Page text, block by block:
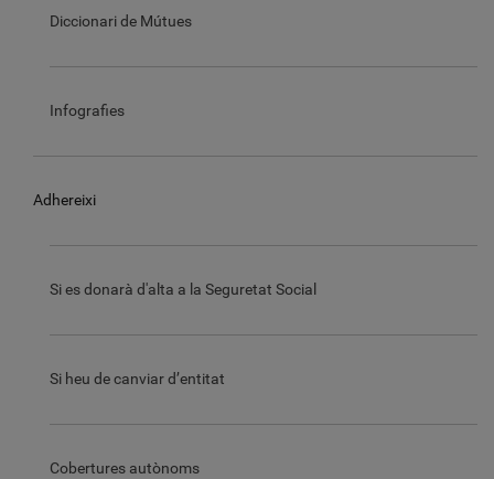
Diccionari de Mútues
Infografies
Adhereixi
Si es donarà d'alta a la Seguretat Social
Si heu de canviar d’entitat
Cobertures autònoms